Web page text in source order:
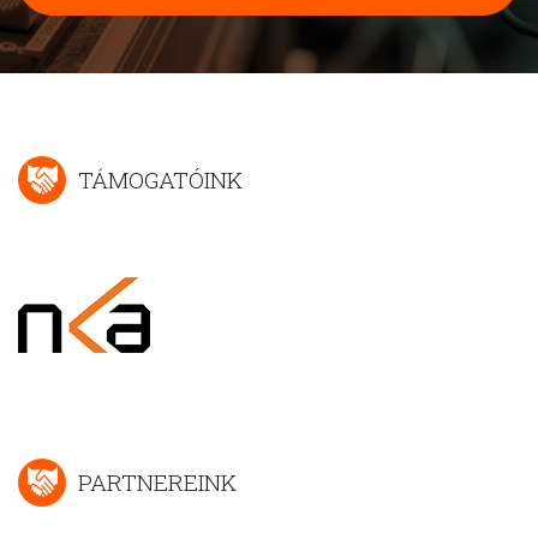
TÁMOGATÓINK
PARTNEREINK